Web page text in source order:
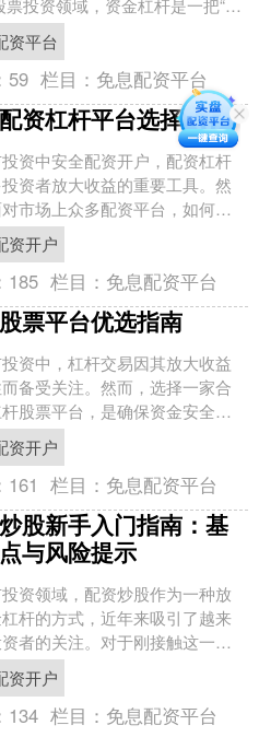
实盘配资能为投资者提供扩大交
机会，....
资平台
59 栏目： 免息配资平台
资杠杆平台选择指南
资中安全配资开户，配资杠杆
资者放大收益的重要工具。然
市场上众多配资平台，如何选
合规且服务优质的平台，成为
必须掌握的关键技能....
资开户
185 栏目： 免息配资平台
票平台优选指南
资中，杠杆交易因其放大收益
备受关注。然而，选择一家合
股票平台，是确保资金安全和
的关键。本文将为您提供一份
优选指南，帮助您在....
资开户
161 栏目： 免息配资平台
股新手入门指南：基
与风险提示
资领域，配资炒股作为一种放
杆的方式，近年来吸引了越来
者的关注。对于刚接触这一领
而言，了解配资的基本逻辑、
点以及潜在风险至关....
资开户
134 栏目： 免息配资平台